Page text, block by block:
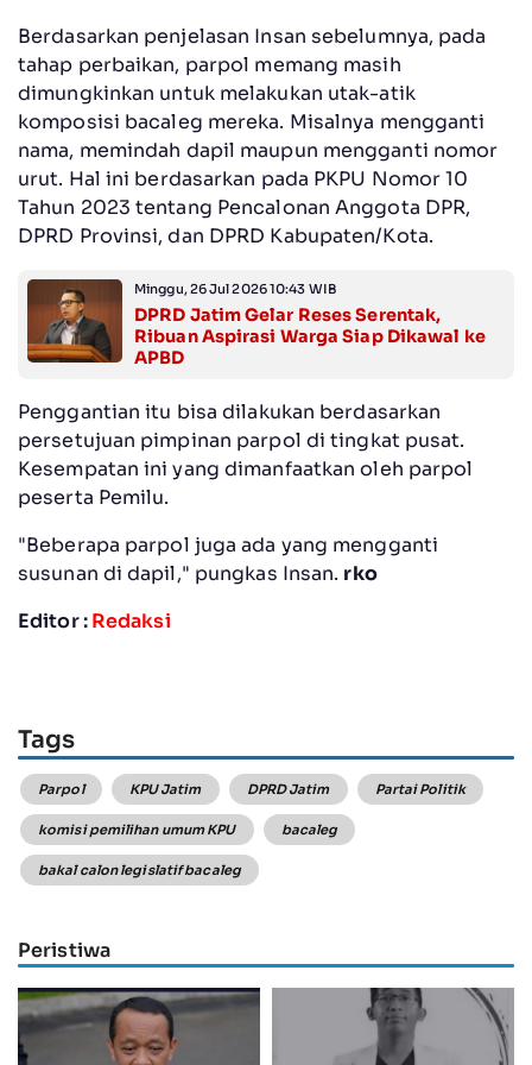
Berdasarkan penjelasan Insan sebelumnya, pada
tahap perbaikan, parpol memang masih
dimungkinkan untuk melakukan utak-atik
komposisi bacaleg mereka. Misalnya mengganti
nama, memindah dapil maupun mengganti nomor
urut. Hal ini berdasarkan pada PKPU Nomor 10
Tahun 2023 tentang Pencalonan Anggota DPR,
DPRD Provinsi, dan DPRD Kabupaten/Kota.
Minggu, 26 Jul 2026 10:43 WIB
DPRD Jatim Gelar Reses Serentak,
Ribuan Aspirasi Warga Siap Dikawal ke
APBD
Penggantian itu bisa dilakukan berdasarkan
persetujuan pimpinan parpol di tingkat pusat.
Kesempatan ini yang dimanfaatkan oleh parpol
peserta Pemilu.
"Beberapa parpol juga ada yang mengganti
susunan di dapil," pungkas Insan. rko
Editor :Redaksi
Tags
Parpol KPU Jatim DPRD Jatim Partai Politik
komisi pemilihan umum KPU bacaleg
bakal calon legislatif bacaleg
Peristiwa